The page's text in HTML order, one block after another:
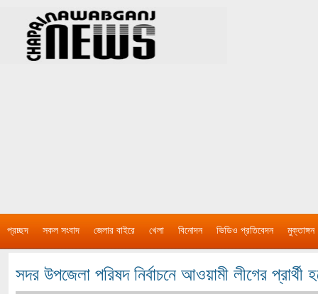
প্রচ্ছদ সকল সংবাদ জেলার বাইরে খেলা বিনোদন ভিডিও প্রতিবেদন মুক্তাঙ্গন
সদর উপজেলা পরিষদ নির্বাচনে আওয়ামী লীগের